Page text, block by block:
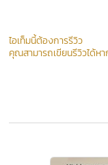
ไอเท็มนี้ต้องการรีวิว
คุณสามารถเขียนรีวิวได้หา